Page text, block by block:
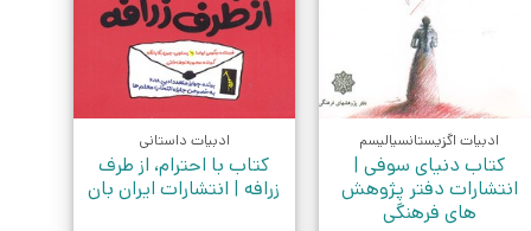
ادبیات اگزیستانسیالیسم
کتاب دنیای سوفی |
انتشارات دفتر پژوهش
های فرهنگی
ادبیات داستانی
کتاب با احترام، از طرف
زرافه | انتشارات ایران بان